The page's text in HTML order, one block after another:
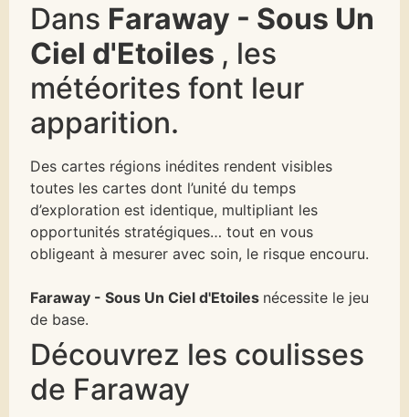
Dans Faraway - Sous Un
Ciel d'Etoiles , les
météorites font leur
apparition.
Des cartes régions inédites rendent visibles
toutes les cartes dont l’unité du temps
d’exploration est identique, multipliant les
opportunités stratégiques… tout en vous
obligeant à mesurer avec soin, le risque encouru.
Faraway - Sous Un Ciel d'Etoiles nécessite le jeu
de base.
Découvrez les coulisses
de Faraway